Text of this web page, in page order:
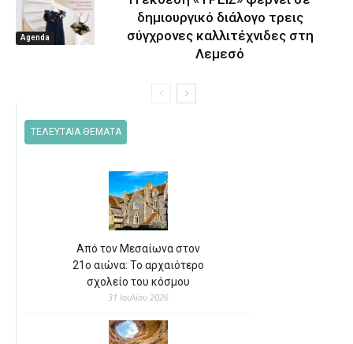
Agenda
δημιουργικό διάλογο τρεις
σύγχρονες καλλιτέχνιδες στη
Λεμεσό
ΤΕΛΕΥΤΑΙΑ ΘΕΜΑΤΑ
Από τον Μεσαίωνα στον
21ο αιώνα: Το αρχαιότερο
σχολείο του κόσμου
31 Ιουλίου 2026